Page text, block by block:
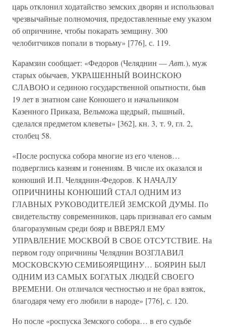
царь отклонил ходатайство земских дворян и использовал
чрезвычайные полномочия, предоставленные ему указом
об опричнине, чтобы покарать земщину. 300
челобитчиков попали в тюрьму» [776], с. 119.
Карамзин сообщает: «Федоров (Челяднин —Авт.), муж
старых обычаев, УКРАШЕННЫЙ ВОИНСКОЮ
СЛАВОЮ и сединою государственной опытности, быв
19 лет в знатном сане Конюшего и начальником
Казенного Приказа, Вельможа щедрый, пышный,
сделался предметом клеветы» [362], кн. 3, т. 9, гл. 2,
столбец 58.
«После роспуска собора многие из его членов…
подверглись казням и гонениям. В числе их оказался и
конюший И.П. Челяднин-Федоров. К НАЧАЛУ
ОПРИЧНИНЫ КОНЮШИЙ СТАЛ ОДНИМ ИЗ
ГЛАВНЫХ РУКОВОДИТЕЛЕЙ ЗЕМСКОЙ ДУМЫ. По
свидетельству современников, царь признавал его самым
благоразумным среди бояр и ВВЕРЯЛ ЕМУ
УПРАВЛЕНИЕ МОСКВОЙ В СВОЕ ОТСУТСТВИЕ. На
первом году опричнины Челяднин ВОЗГЛАВИЛ
МОСКОВСКУЮ СЕМИБОЯРЩИНУ… БОЯРИН БЫЛ
ОДНИМ ИЗ САМЫХ БОГАТЫХ ЛЮДЕЙ СВОЕГО
ВРЕМЕНИ. Он отличался честностью и не брал взяток,
благодаря чему его любили в народе» [776], с. 120.
Но после «роспуска Земского собора… в его судьбе